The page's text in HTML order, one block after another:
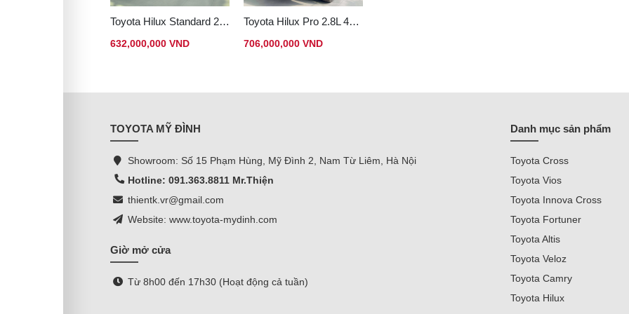
Toyota Hilux Standard 2.8L 4x2 MT
632,000,000 VND
Toyota Hilux Pro 2.8L 4x2 AT
706,000,000 VND
TOYOTA MỸ ĐÌNH
Showroom: Số 15 Phạm Hùng, Mỹ Đình 2, Nam Từ Liêm, Hà Nội
Hotline: 091.363.8811 Mr.Thiện
thientk.vr@gmail.com
Website: www.toyota-mydinh.com
Giờ mở cửa
Từ 8h00 đến 17h30 (Hoạt động cả tuần)
Danh mục sản phẩm
Toyota Cross
Toyota Vios
Toyota Innova Cross
Toyota Fortuner
Toyota Altis
Toyota Veloz
Toyota Camry
Toyota Hilux